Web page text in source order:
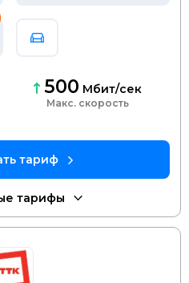
500 Мбит/сек
скорость